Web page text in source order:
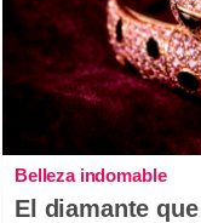
Belleza indomable
El diamante